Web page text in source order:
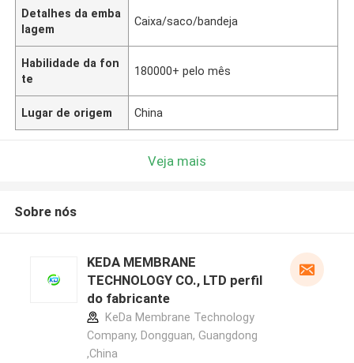
Detalhes da emba
lagem
Caixa/saco/bandeja
Habilidade da fon
te
180000+ pelo mês
Lugar de origem China
Veja mais
Sobre nós
KEDA MEMBRANE
TECHNOLOGY CO., LTD perfil
do fabricante
KeDa Membrane Technology
Company, Dongguan, Guangdong
,China